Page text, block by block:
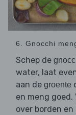
6. Gnocchi
Schep de
water, laat
aan de groente
en meng goed.
over borden